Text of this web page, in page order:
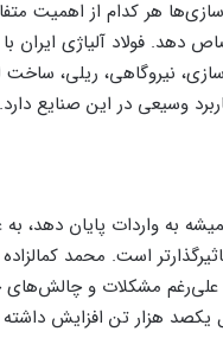
هر کدام از اهمیت
دهد. فولاد آلیاژی ایران
نیروگاهی، ریلی،
وسیعی در این صنایع دارد.
به واردات پایان دهد،
است. محمد کمالزاده
علی‌رغم مشکلات و چالش‌های
هزار تن افزایش